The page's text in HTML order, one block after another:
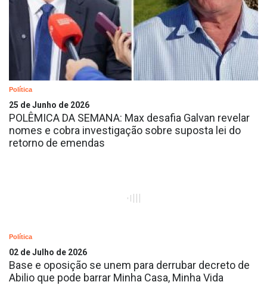
Política
25 de Junho de 2026
POLÊMICA DA SEMANA: Max desafia Galvan revelar
nomes e cobra investigação sobre suposta lei do
retorno de emendas
Política
02 de Julho de 2026
Base e oposição se unem para derrubar decreto de
Abilio que pode barrar Minha Casa, Minha Vida